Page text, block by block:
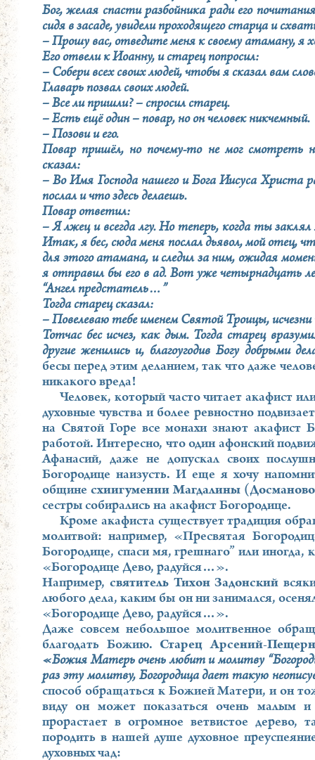
Бог, желая спасти разбойника ради его
сидя в засаде, увидели проходящего старца и
– Прошу вас, отведите меня к своему атаману, я
Его отвели к Иоанну, и старец попросил:
– Собери всех своих людей, чтобы я сказал вам
Главарь позвал своих людей.
– Все ли пришли? – спросил старец.
– Есть ещё один – повар, но он человек никчемный.
– Позови и его.
Повар пришёл, но почему-то не мог смотреть
сказал:
– Во Имя Господа нашего и Бога Иисуса Христа
послал и что здесь делаешь.
Повар ответил:
– Я лжец и всегда лгу. Но теперь, когда ты
Итак, я бес, сюда меня послал дьявол, мой отец,
для этого атамана, и следил за ним, ожидая
я отправил бы его в ад. Вот уже четырнадцать
“Ангел предстатель…”
Тогда старец сказал:
– Повелеваю тебе именем Святой Троицы,
Тотчас бес исчез, как дым. Тогда старец
другие женились и, благоугодив Богу добрыми
бесы перед этим деланием, так что даже
никакого вреда!
Человек, который часто читает акафист
духовные чувства и более ревностно
на Святой Горе все монахи знают акафист
работой. Интересно, что один афонский
Афанасий, даже не допускал своих
Богородице наизусть. И еще я хочу
общине схиигумении Магдалины
сестры собирались на акафист Богородице.
Кроме акафиста существует традиция
молитвой: например, «Пресвятая
Богородице, спаси мя, грешнаго” или иногда,
«Богородице Дево, радуйся…».
Например, святитель Тихон Задонский
любого дела, каким бы он ни занимался,
«Богородице Дево, радуйся…».
Даже совсем небольшое молитвенное
благодать Божию. Старец Арсений-
«Божия Матерь очень любит и молитву
раз эту молитву, Богородица дает такую
способ обращаться к Божией Матери, и он
виду он может показаться очень малым
прорастает в огромное ветвистое
породить в нашей душе духовное
духовных чад: